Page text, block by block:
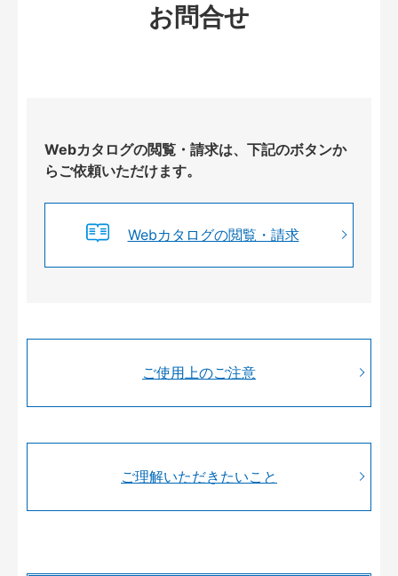
お問合せ
Webカタログの閲覧・請求は、下記のボタンか
らご依頼いただけます。
Webカタログの閲覧・請求
ご使用上のご注意
ご理解いただきたいこと